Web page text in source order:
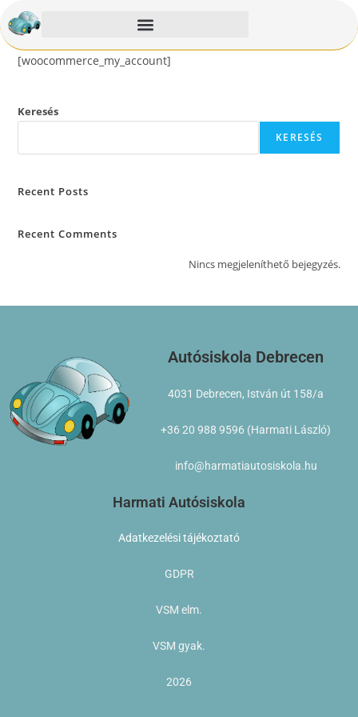
[woocommerce_my_account]
Keresés
KERESÉS
Recent Posts
Recent Comments
Nincs megjeleníthető bejegyzés.
Autósiskola Debrecen
4031 Debrecen, István út 158/a
+36 20 988 9596 (Harmati László)
info@harmatiautosiskola.hu
Harmati Autósiskola
Adatkezelési tájékoztató
GDPR
VSM elm.
VSM gyak.
2026